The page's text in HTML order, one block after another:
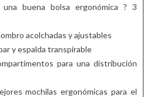
una buena bolsa ergonómica ? 3
acolchadas y ajustables
y espalda transpirable
para una distribución
mochilas ergonómicas para el